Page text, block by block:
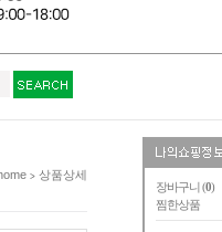
장바구니 (0)
찜한상품
위치
> 상품상세